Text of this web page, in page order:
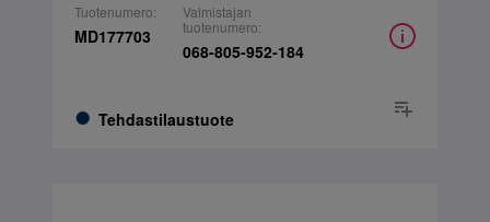
Tuotenumero:
MD177703
Tehdastilaustuote
Valmistajan
tuotenumero:
068-805-952-184